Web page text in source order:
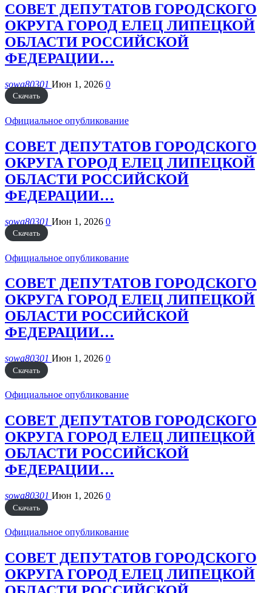
СОВЕТ ДЕПУТАТОВ ГОРОДСКОГО
ОКРУГА ГОРОД ЕЛЕЦ ЛИПЕЦКОЙ
ОБЛАСТИ РОССИЙСКОЙ
ФЕДЕРАЦИИ…
sowa80301 Июн 1, 2026 0
Скачать
Официальное опубликование
СОВЕТ ДЕПУТАТОВ ГОРОДСКОГО
ОКРУГА ГОРОД ЕЛЕЦ ЛИПЕЦКОЙ
ОБЛАСТИ РОССИЙСКОЙ
ФЕДЕРАЦИИ…
sowa80301 Июн 1, 2026 0
Скачать
Официальное опубликование
СОВЕТ ДЕПУТАТОВ ГОРОДСКОГО
ОКРУГА ГОРОД ЕЛЕЦ ЛИПЕЦКОЙ
ОБЛАСТИ РОССИЙСКОЙ
ФЕДЕРАЦИИ…
sowa80301 Июн 1, 2026 0
Скачать
Официальное опубликование
СОВЕТ ДЕПУТАТОВ ГОРОДСКОГО
ОКРУГА ГОРОД ЕЛЕЦ ЛИПЕЦКОЙ
ОБЛАСТИ РОССИЙСКОЙ
ФЕДЕРАЦИИ…
sowa80301 Июн 1, 2026 0
Скачать
Официальное опубликование
СОВЕТ ДЕПУТАТОВ ГОРОДСКОГО
ОКРУГА ГОРОД ЕЛЕЦ ЛИПЕЦКОЙ